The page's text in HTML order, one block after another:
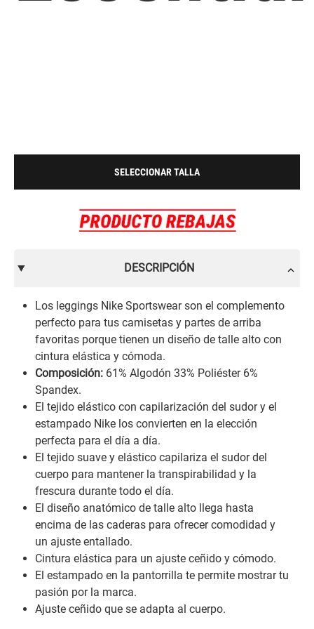
SELECCIONAR TALLA
DESCRIPCIÓN
Los leggings Nike Sportswear son el complemento
perfecto para tus camisetas y partes de arriba
favoritas porque tienen un diseño de talle alto con
cintura elástica y cómoda.
Composición: 61% Algodón 33% Poliéster 6%
Spandex.
El tejido elástico con capilarización del sudor y el
estampado Nike los convierten en la elección
perfecta para el día a día.
El tejido suave y elástico capilariza el sudor del
cuerpo para mantener la transpirabilidad y la
frescura durante todo el día.
El diseño anatómico de talle alto llega hasta
encima de las caderas para ofrecer comodidad y
un ajuste entallado.
Cintura elástica para un ajuste ceñido y cómodo.
El estampado en la pantorrilla te permite mostrar tu
pasión por la marca.
Ajuste ceñido que se adapta al cuerpo.